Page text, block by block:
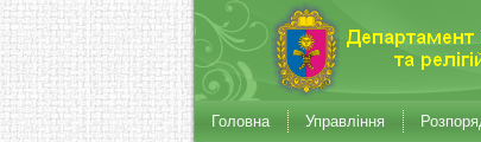
Головна Управління